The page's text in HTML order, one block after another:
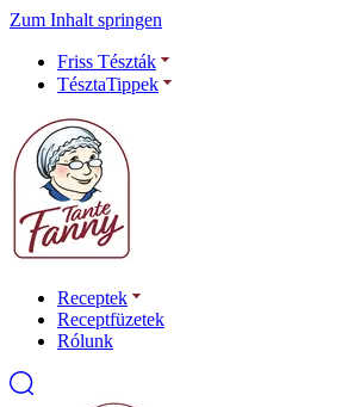
Zum Inhalt springen
Friss Tészták
TésztaTippek
Receptek
Receptfüzetek
Rólunk